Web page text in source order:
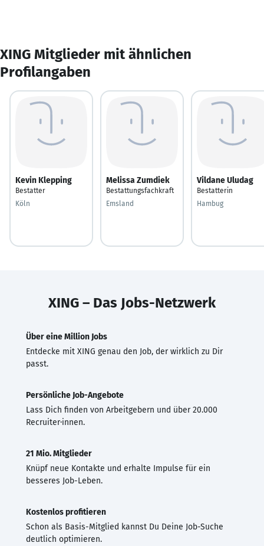
XING Mitglieder mit ähnlichen
Profilangaben
Kevin Klepping
Bestatter
Köln
Melissa Zumdiek
Bestattungsfachkraft
Emsland
Vildane Uludag
Bestatterin
Hambug
XING – Das Jobs-Netzwerk
Über eine Million Jobs
Entdecke mit XING genau den Job, der wirklich zu Dir
passt.
Persönliche Job-Angebote
Lass Dich finden von Arbeitgebern und über 20.000
Recruiter·innen.
21 Mio. Mitglieder
Knüpf neue Kontakte und erhalte Impulse für ein
besseres Job-Leben.
Kostenlos profitieren
Schon als Basis-Mitglied kannst Du Deine Job-Suche
deutlich optimieren.